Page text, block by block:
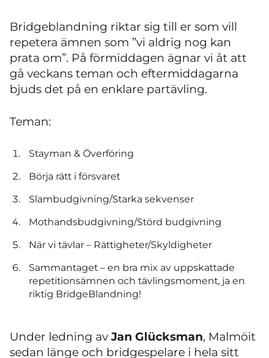
Bridgeblandning riktar sig till er som vill
repetera ämnen som ”vi aldrig nog kan
prata om”. På förmiddagen ägnar vi åt att
gå veckans teman och eftermiddagarna
bjuds det på en enklare partävling.
Teman:
Stayman & Överföring
Börja rätt i försvaret
Slambudgivning/Starka sekvenser
Mothandsbudgivning/Störd budgivning
När vi tävlar – Rättigheter/Skyldigheter
Sammantaget – en bra mix av uppskattade
repetitionsämnen och tävlingsmoment, ja en
riktig BridgeBlandning!
Under ledning av Jan Glücksman, Malmöit
sedan länge och bridgespelare i hela sitt